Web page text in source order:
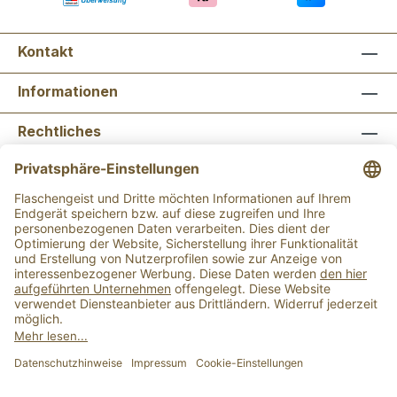
Kontakt
Informationen
Rechtliches
Newsletter abonnieren
Flaschengeist Bonn Flaschengeist Münster
Alle Preise inkl. gesetzl. Mehrwertsteuer zzgl.
Versandkosten